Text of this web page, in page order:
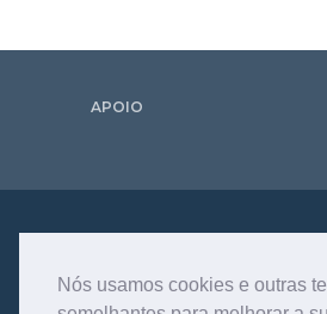
Nós usamos cookies e outras
APOIO